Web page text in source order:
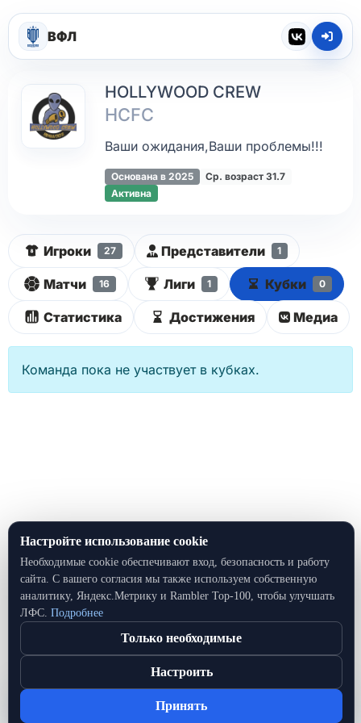
ВФЛ
HOLLYWOOD CREW
HCFC
Ваши ожидания,Ваши проблемы!!!
Основана в 2025
Ср. возраст 31.7
Активна
Игроки 27 Представители 1
Матчи 16 Лиги 1 Кубки 0
Статистика Достижения Медиа
Команда пока не участвует в кубках.
Дивизионы
Настройте использование cookie
Необходимые cookie обеспечивают вход, безопасность и работу
сайта. С вашего согласия мы также используем собственную
аналитику, Яндекс.Метрику и Rambler Top‑100, чтобы улучшать
ЛФС. Подробнее
Только необходимые
Настроить
Принять